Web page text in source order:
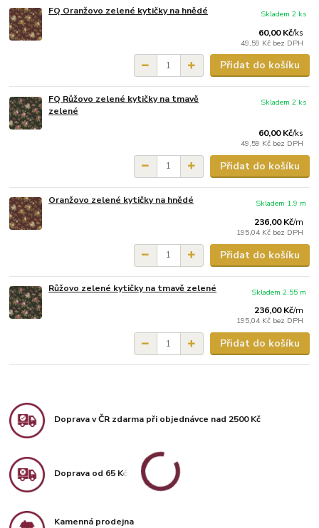
FQ Oranžovo zelené kytičky na hnědé
60,00 Kč/ks
49,59 Kč bez DPH
Skladem 2 ks
Přidat do košíku
FQ Růžovo zelené kytičky na tmavě
zelené
60,00 Kč/ks
49,59 Kč bez DPH
Skladem 2 ks
Přidat do košíku
Oranžovo zelené kytičky na hnědé
236,00 Kč/m
195,04 Kč bez DPH
Skladem 1.9 m
Přidat do košíku
Růžovo zelené kytičky na tmavě zelené
236,00 Kč/m
195,04 Kč bez DPH
Skladem 2.55 m
Přidat do košíku
Doprava v ČR zdarma při objednávce nad 2500 Kč
Doprava od 65 Kč
Kamenná prodejna